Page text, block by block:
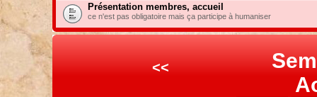
Présentation membres, accueil
ce n'est pas obligatoire mais ça participe à humaniser
<<